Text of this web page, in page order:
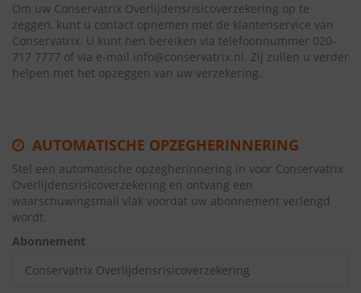
Om uw Conservatrix Overlijdensrisicoverzekering op te
zeggen, kunt u contact opnemen met de klantenservice van
Conservatrix. U kunt hen bereiken via telefoonnummer 020-
717 7777 of via e-mail info@conservatrix.nl. Zij zullen u verder
helpen met het opzeggen van uw verzekering.
AUTOMATISCHE OPZEGHERINNERING
Stel een automatische opzegherinnering in voor Conservatrix
Overlijdensrisicoverzekering en ontvang een
waarschuwingsmail vlak voordat uw abonnement verlengd
wordt.
Abonnement